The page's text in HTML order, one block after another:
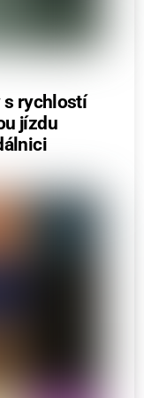
s rychlostí
jízdu